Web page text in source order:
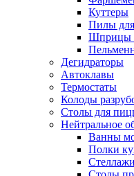
Куттеры
Пилы
Шприцы
Дегидраторы
Автоклавы
Термостаты
Колоды
Столы для
Нейтральное
Ванны
Полки